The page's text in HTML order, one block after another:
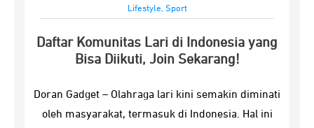
Lifestyle, Sport
Daftar Komunitas Lari di Indonesia yang
Bisa Diikuti, Join Sekarang!
Doran Gadget – Olahraga lari kini semakin diminati
oleh masyarakat, termasuk di Indonesia. Hal ini